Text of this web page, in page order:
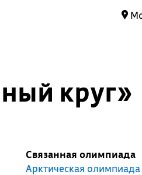
круг»
Связанная олимпиада
Арктическая